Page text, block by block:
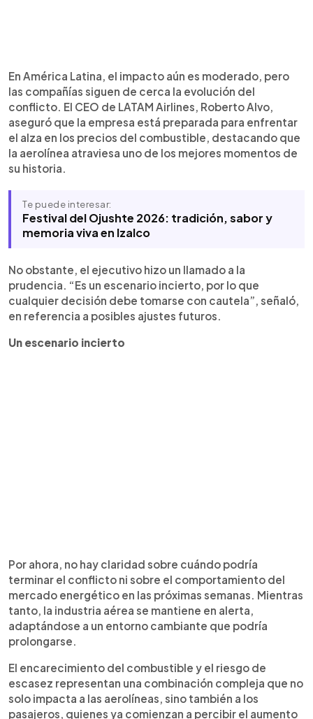
En América Latina, el impacto aún es moderado, pero
las compañías siguen de cerca la evolución del
conflicto. El CEO de LATAM Airlines, Roberto Alvo,
aseguró que la empresa está preparada para enfrentar
el alza en los precios del combustible, destacando que
la aerolínea atraviesa uno de los mejores momentos de
su historia.
Te puede interesar:
Festival del Ojushte 2026: tradición, sabor y
memoria viva en Izalco
No obstante, el ejecutivo hizo un llamado a la
prudencia. “Es un escenario incierto, por lo que
cualquier decisión debe tomarse con cautela”, señaló,
en referencia a posibles ajustes futuros.
Un escenario incierto
Por ahora, no hay claridad sobre cuándo podría
terminar el conflicto ni sobre el comportamiento del
mercado energético en las próximas semanas. Mientras
tanto, la industria aérea se mantiene en alerta,
adaptándose a un entorno cambiante que podría
prolongarse.
El encarecimiento del combustible y el riesgo de
escasez representan una combinación compleja que no
solo impacta a las aerolíneas, sino también a los
pasajeros, quienes ya comienzan a percibir el aumento